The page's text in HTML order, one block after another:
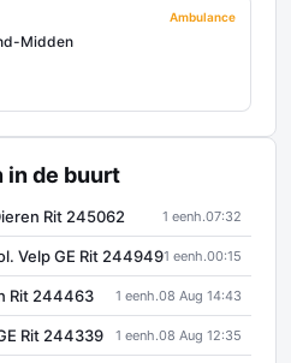
Ambulance
Midden
in de buurt
Rit 245062 1 eenh.07:32
Velp GE Rit 2449491 eenh.00:15
Rit 244463 1 eenh.08 Aug 14:43
Rit 244339 1 eenh.08 Aug 12:35